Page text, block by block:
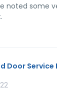
noted some
Door Service